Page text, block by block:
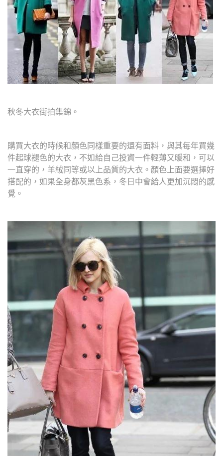
秋冬大衣街拍集錦。
購買大衣的時候和顏色同樣重要的還有面料，與其每年買幾
件起球褪色的大衣，不如給自己投資一件輕薄又暖和，可以
一直穿的，羊絨同等或以上品質的大衣。顏色上面要選擇好
搭配的，如果全身都灰黑色系，冬日中會給人更加沉悶的感
覺。